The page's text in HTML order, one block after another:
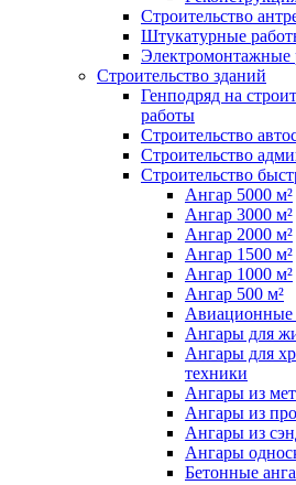
Строительство
Штукатурные
Электромонтажные
Строительство зданий
Генподряд на
работы
Строительство
Строительство
Строительство
Ангар 5000 м²
Ангар 3000 м²
Ангар 2000 м²
Ангар 1500 м²
Ангар 1000 м²
Ангар 500 м²
Авиационные
Ангары для
Ангары для
техники
Ангары из
Ангары из
Ангары из
Ангары
Бетонные